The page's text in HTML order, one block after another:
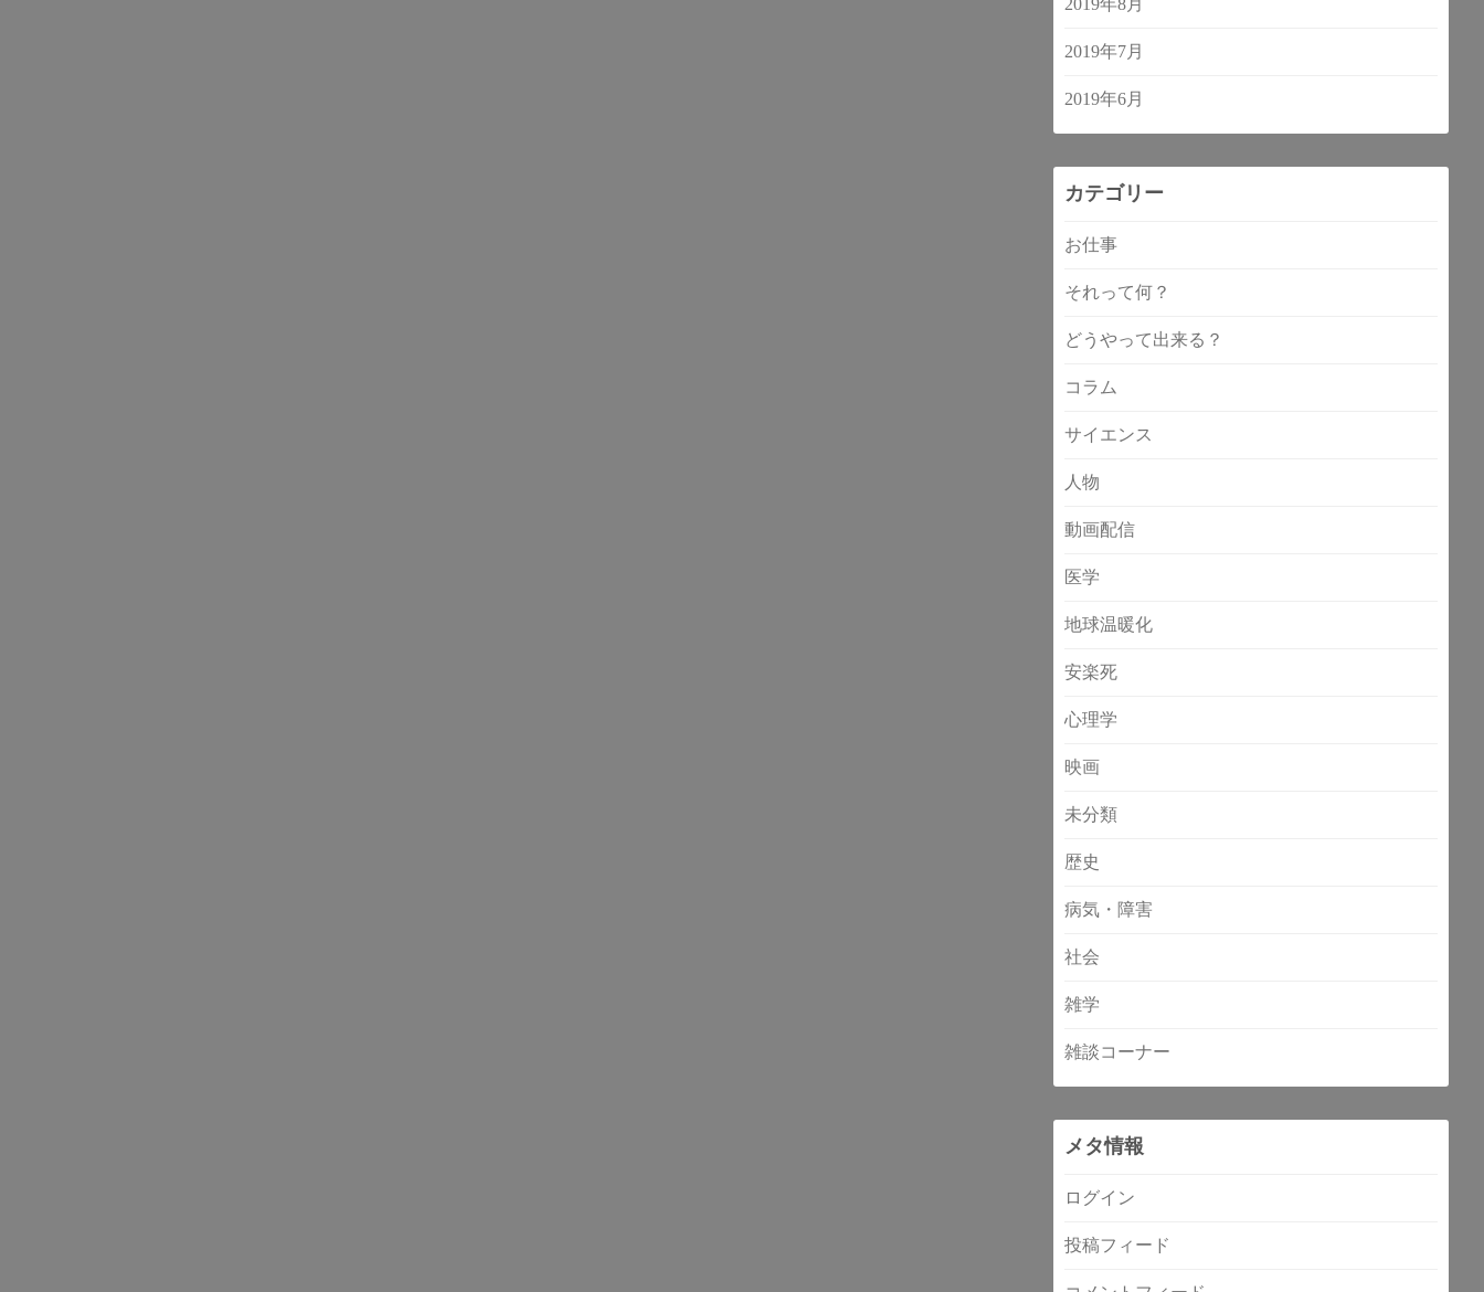
2019年8月
2019年7月
2019年6月
カテゴリー
お仕事
それって何？
どうやって出来る？
コラム
サイエンス
人物
動画配信
医学
地球温暖化
安楽死
心理学
映画
未分類
歴史
病気・障害
社会
雑学
雑談コーナー
メタ情報
ログイン
投稿フィード